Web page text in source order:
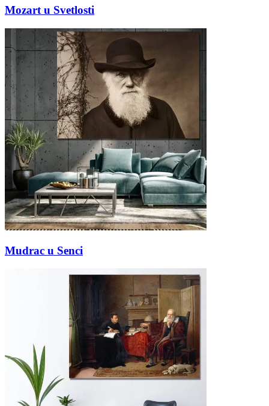
Mozart u Svetlosti
Mudrac u Senci